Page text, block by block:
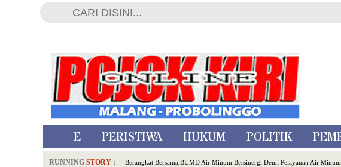
HOME PERISTIWA HUKUM POLITIK
RUNNING STORY : Berangkat Bersama,BUMD Air Minum Bersinergi Demi Pelayanan Air